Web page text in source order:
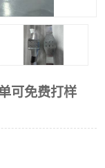
可免费打样